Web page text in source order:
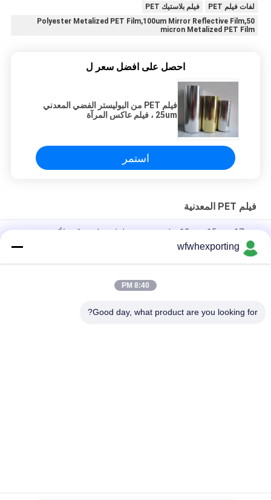
لفات فيلم PET
فيلم بلاستيك PET
Polyester Metalized PET Film,100um Mirror Reflective Film,50
micron Metalized PET Film
احصل على افضل سعر ل
فيلم PET من البوليستر الفضي المعدني
25um ، فيلم عاكس المرآة
استمر
فيلم PET المعدنية
12μm، 15μm، 17μm فيلم معدني متطفل، فيلم مركب لأكسيد
الألومنيوم لتعبئة الأغذية والأدوية
الفيلم المعدني من نوع بي.إيه.إس، الفيلم المطبوع من نوع ألومنيوم من
wfwhexporting
8:40 PM
Good day, what product are you looking for?